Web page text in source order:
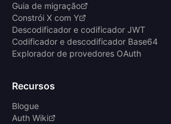
Guia de migração
Constrói X com Y
Descodificador e codificador JWT
Codificador e descodificador Base64
Explorador de provedores OAuth
Recursos
Blogue
Auth Wiki